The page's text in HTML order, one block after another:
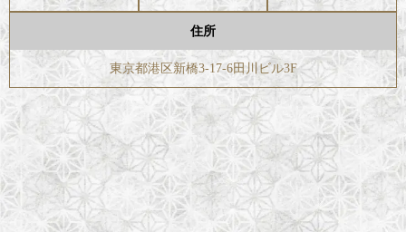
住所
東京都港区新橋3-17-6田川ビル3F